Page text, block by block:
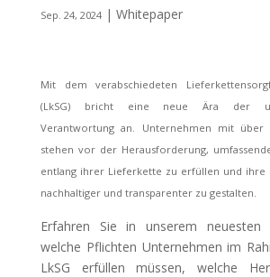
Sep. 24, 2024| Whitepaper
Mit dem verabschiedeten
(LkSG) bricht eine neue Ära der
Verantwortung an. Unternehmen mit über
stehen vor der Herausforderung,
entlang ihrer Lieferkette zu erfüllen und ihre
nachhaltiger und transparenter zu gestalten.
Erfahren Sie in unserem neuesten
welche Pflichten Unternehmen im
LkSG erfüllen müssen, welche